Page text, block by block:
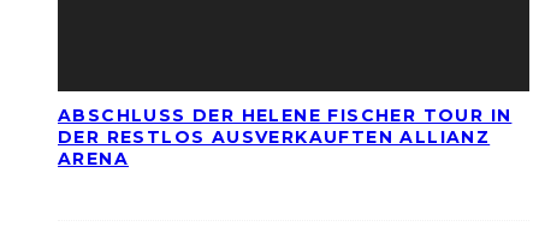
ABSCHLUSS DER HELENE FISCHER TOUR IN
DER RESTLOS AUSVERKAUFTEN ALLIANZ
ARENA